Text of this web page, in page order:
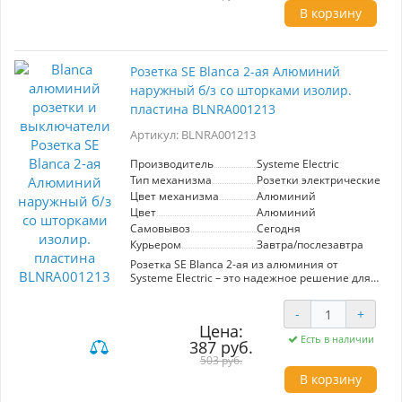
изолирующей пластине, стильный внешний
вид, подходящий для любого интерьера.
В корзину
Розетка SE Blanca 2-ая Алюминий
наружный б/з со шторками изолир.
пластина BLNRA001213
Артикул: BLNRA001213
Производитель
Systeme Electric
Тип механизма
Розетки электрические
Цвет механизма
Алюминий
Цвет
Алюминий
Самовывоз
Сегодня
Курьером
Завтра/послезавтра
Розетка SE Blanca 2-ая из алюминия от
Systeme Electric – это надежное решение для
она позволяет подключать несколько
устройств одновременно, что делает ее
идеальной для использования в зонах с
высокой потребностью в электроэнергии,
таких как гостиные, кухни или рабочие
Цена:
387 руб.
503 руб.
- +
Есть в наличии
В корзину